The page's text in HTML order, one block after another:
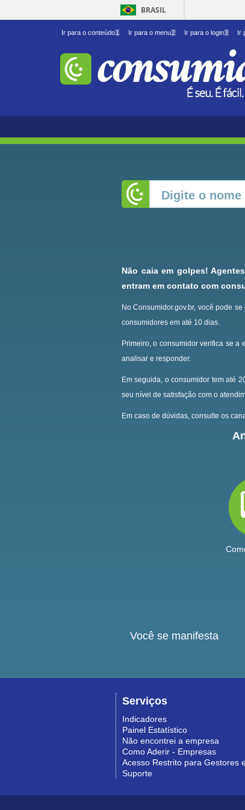
BRASIL
Ir para o conteúdo1 Ir para o menu2 Ir para o login3 Ir
Não caia em golpes!
entram em contato com
No Consumidor.gov.br, você pode
consumidores em até 10 dias.
Primeiro, o consumidor verifica se a
analisar e responder.
Em seguida, o consumidor tem até
seu nível de satisfação com o
Em caso de dúvidas, consulte os
Você se manifesta
Serviços
Indicadores
Painel Estatístico
Não encontrei a empresa
Como Aderir - Empresas
Acesso Restrito para Gestores
Suporte